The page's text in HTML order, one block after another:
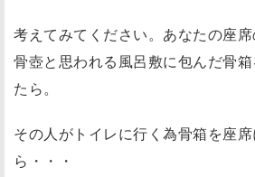
考えてみてください。あなたの座
骨壺と思われる風呂敷に包んだ骨
たら。
その人がトイレに行く為骨箱を座
ら・・・